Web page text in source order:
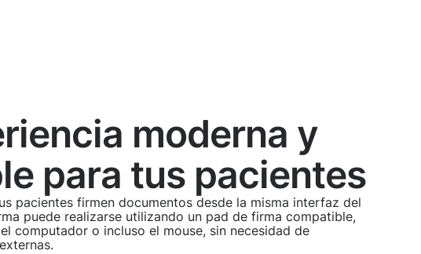
moderna y
para tus pacientes
pacientes firmen documentos desde la misma interfaz del
puede realizarse utilizando un pad de firma compatible,
computador o incluso el mouse, sin necesidad de